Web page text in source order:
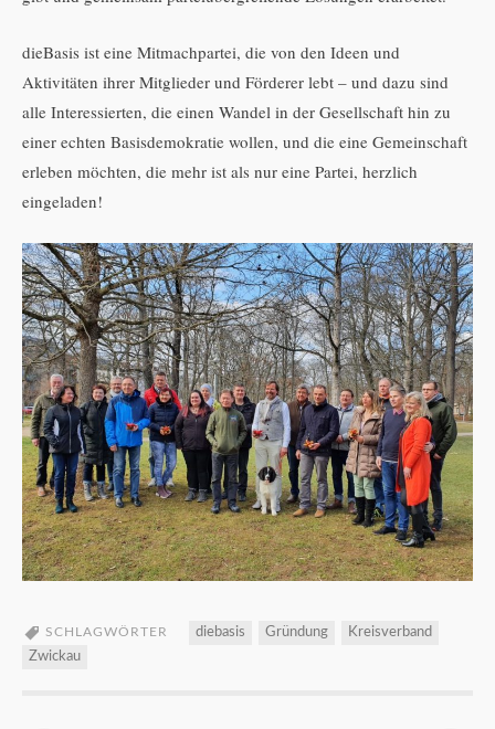
dieBasis ist eine Mitmachpartei, die von den Ideen und
Aktivitäten ihrer Mitglieder und Förderer lebt – und dazu sind
alle Interessierten, die einen Wandel in der Gesellschaft hin zu
einer echten Basisdemokratie wollen, und die eine Gemeinschaft
erleben möchten, die mehr ist als nur eine Partei, herzlich
eingeladen!
SCHLAGWÖRTER diebasis Gründung
Kreisverband
Zwickau